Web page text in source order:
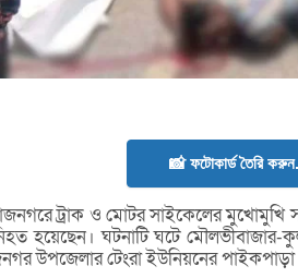
📸 ফটোকার্ড তৈরি
ট্রাক ও মোটর সাইকেলের মুখোমুখি
হয়েছেন। ঘটনাটি ঘটে
উপজেলার টেংরা ইউনিয়নের পাইকপাড়া